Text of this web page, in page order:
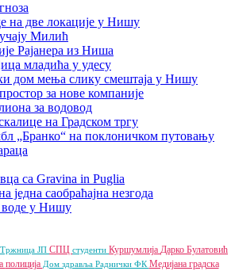
на две локације у Нишу
Милић
Рајанера из Ниша
младића у удесу
дом мења слику смештаја у Нишу
за нове компаније
за водовод
на Градском тргу
„Бранко“ на поклоничком путовању
са Gravina in Puglia
једна саобраћајна незгода
воде у Нишу
Тржница ЈП СПЦ студенти Куршумлија Дарко Булатовић
полиција Дом здравља Раднички ФК Медијана градска